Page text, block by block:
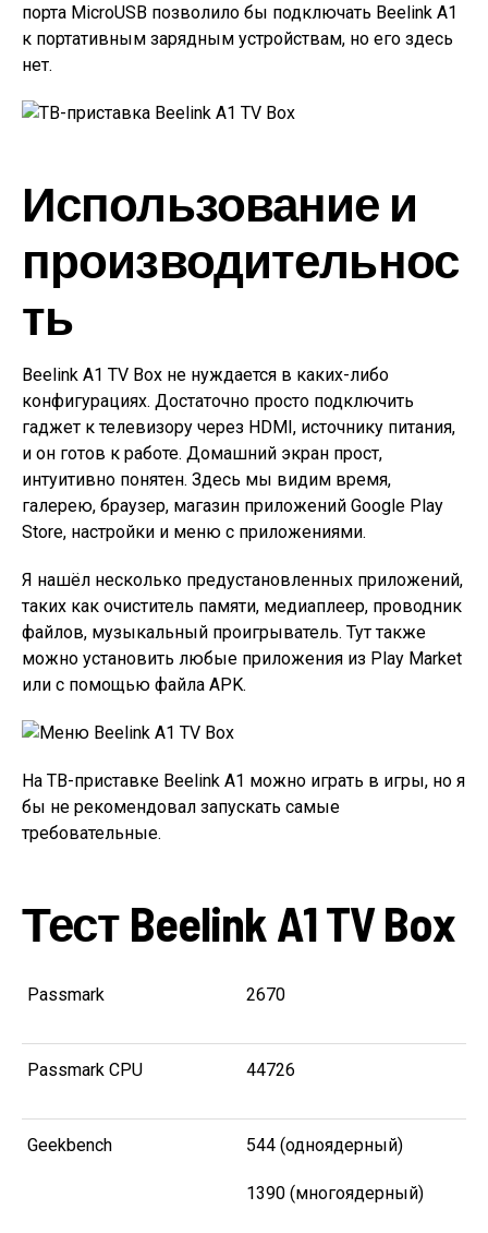
порта MicroUSB позволило бы подключать Beelink A1
к портативным зарядным устройствам, но его здесь
нет.
Использование и
производительнос
ть
Beelink A1 TV Box не нуждается в каких-либо
конфигурациях. Достаточно просто подключить
гаджет к телевизору через HDMI, источнику питания,
и он готов к работе. Домашний экран прост,
интуитивно понятен. Здесь мы видим время,
галерею, браузер, магазин приложений Google Play
Store, настройки и меню с приложениями.
Я нашёл несколько предустановленных приложений,
таких как очиститель памяти, медиаплеер, проводник
файлов, музыкальный проигрыватель. Тут также
можно установить любые приложения из Play Market
или с помощью файла APK.
На ТВ-приставке Beelink A1 можно играть в игры, но я
бы не рекомендовал запускать самые
требовательные.
Тест Beelink A1 TV Box
Passmark 2670
Passmark CPU 44726
Geekbench 544 (одноядерный)
1390 (многоядерный)